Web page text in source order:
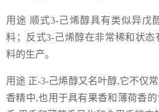
用途 顺式3-己烯醇具有类似异戊
料；反式3-己烯醇在非常稀和状
料的生产。
用途 正-3-己烯醇又名叶醇,它不仅
香精中,也用于具有果香和薄荷香